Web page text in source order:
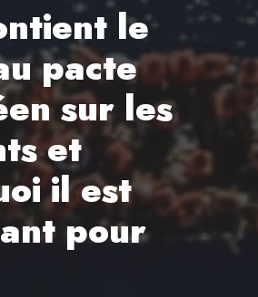
le
pacte
sur les
et
il est
pour